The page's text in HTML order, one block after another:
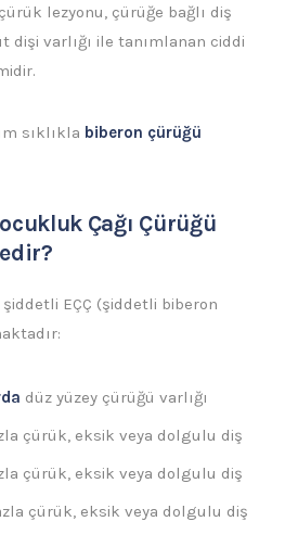
lezyonu, çürüğe bağlı diş
dişi varlığı ile tanımlanan ciddi
sıklıkla biberon çürüğü
Çağı Çürüğü
EÇÇ (şiddetli biberon
düz yüzey çürüğü varlığı
çürük, eksik veya dolgulu diş
çürük, eksik veya dolgulu diş
çürük, eksik veya dolgulu diş